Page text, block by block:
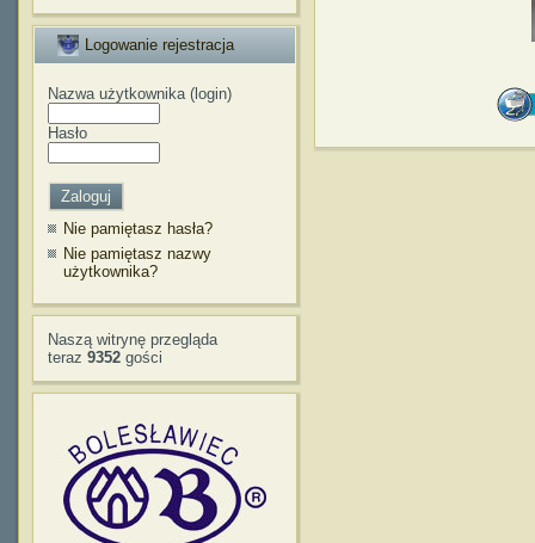
Logowanie rejestracja
Nazwa użytkownika (login)
Hasło
Nie pamiętasz hasła?
Nie pamiętasz nazwy
użytkownika?
Naszą witrynę przegląda
teraz 9352 gości